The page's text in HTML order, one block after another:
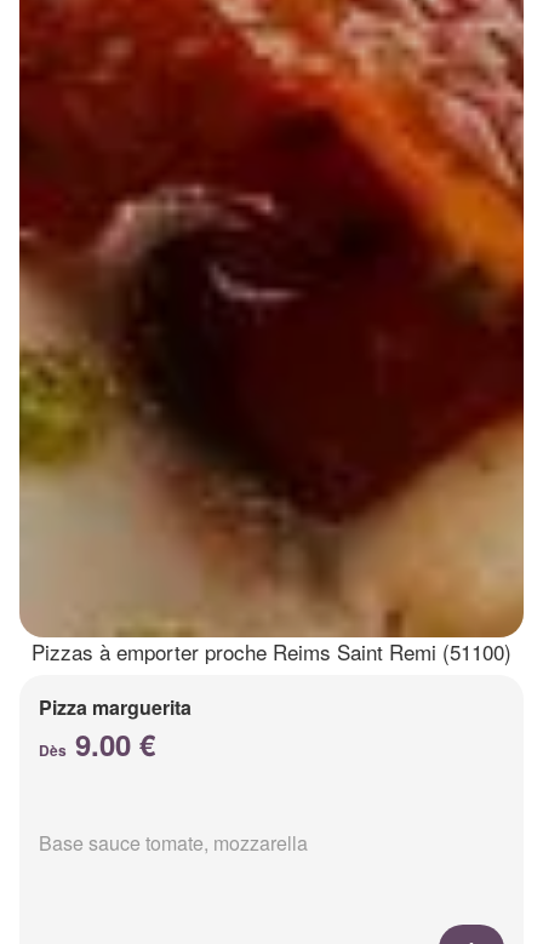
Pizzas à emporter proche Reims Saint Remi (51100)
Pizza marguerita
Dès 9.00 €
Base sauce tomate, mozzarella